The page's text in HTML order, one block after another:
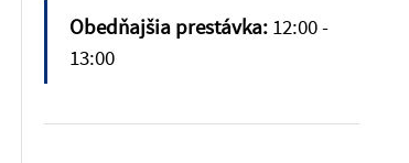
Obedňajšia prestávka: 12:00 -
13:00